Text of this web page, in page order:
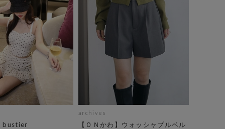
bustier
archives
【ＯＮかわ】ウォッシャブルベル